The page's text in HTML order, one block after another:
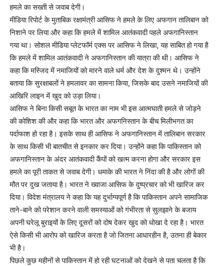
हमले का सख्ती से जवाब देगी।
मीडिया रिपोर्ट के मुताबिक रक्षामंत्री आसिफ ने हमले के लिए अफगान तालिबान को
निशाने पर लिया और कहा कि हमले में शामिल आतंकवादी पहले अफगानिस्तान
गया था। सोशल मीडिया प्लेटफॉर्म एक्स पर आसिफ ने लिखा, यह साबित हो गया है
कि हमले में शामिल आतंकवादी ने अफगानिस्तान की यात्रा की थी। आसिफ ने
कहा कि मस्जिद में नमाजियों को मारने वाले धर्म और देश के दुश्मन थे। उन्होंने
बताया कि सुरक्षाबलों ने हमलावर का सामना किया, जिसके बाद उसने नमाजियों की
आखिरि लाइन में खुद को उड़ा लिया।
आसिफ ने बिना किसी सबूत के भारत का नाम भी इस आत्मघाती हमले से जोड़ने
की कोशिश की और कहा कि भारत और अफगनिस्तान के बीच मिलीभगत का
पर्दाफाश हो रहा है। इसके साथ ही आसिफ ने अफगानिस्तान में तालिबान सरकार
के साथ किसी भी बातचीत से इनकार कर दिया। उन्होंने कहा कि पाकिस्तान को
अफगानिस्तान के अंदर आतंकवादी कैंपों को खत्म करना होगा और सरकार इस
हमले का पूरी ताकत से जवाब देगी। धमाके की भारत ने निंदा की है और लोगों की
मौत पर दुख जताया है। भारत ने ख्वाजा आसिफ के दुष्प्रचार को भी खारिज कर
दिया। विदेश मंत्रालय ने कहा कि यह दुर्भाग्यपूर्ण है कि पाकिस्तान अपने सामाजिक
ताने-बाने को परेशान करने वाली समस्याओं को गंभीरता से सुलझाने के बजाय
अपनी घरेलू बुराइयों के लिए दूसरों को दोष देकर खुद को धोखा दे रहा है। भारत
ऐसे किसी भी आरोप को खारिज करता है जो जितना आधारहीन है, उतना ही बेकार
भी है।
पिछले कुछ महीनों से पाकिस्तान में हो रही घटनाओं को देखने से पता चलता है कि